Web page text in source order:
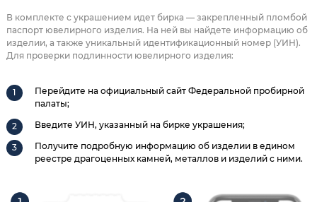
В комплекте с украшением идет бирка — закрепленный пломбой
паспорт ювелирного изделия. На ней вы найдете информацию об
изделии, а также уникальный идентификационный номер (УИН).
Для проверки подлинности ювелирного изделия:
Перейдите на официальный сайт Федеральной пробирной
палаты;
Введите УИН, указанный на бирке украшения;
Получите подробную информацию об изделии в едином
реестре драгоценных камней, металлов и изделий с ними.